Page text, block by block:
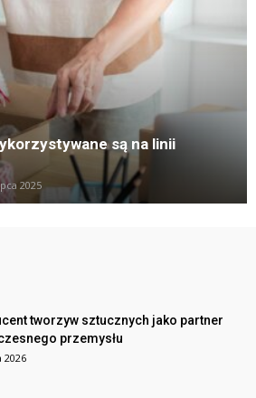
są na linii
2025
tworzyw sztucznych jako partner
przemysłu
2026